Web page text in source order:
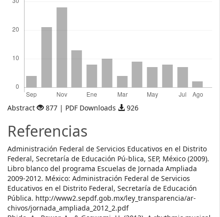
Abstract 877 | PDF Downloads 926
Referencias
Administración Federal de Servicios Educativos en el Distrito
Federal, Secretaría de Educación Pú-blica, SEP, México (2009).
Libro blanco del programa Escuelas de Jornada Ampliada
2009-2012. México: Administración Federal de Servicios
Educativos en el Distrito Federal, Secretaría de Educación
Pública. http://www2.sepdf.gob.mx/ley_transparencia/ar-
chivos/jornada_ampliada_2012_2.pdf